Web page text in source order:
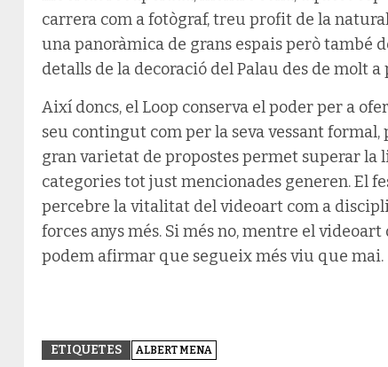
carrera com a fotògraf, treu profit de la
una panoràmica de grans espais però també
detalls de la decoració del Palau des de molt a
Així doncs, el Loop conserva el poder per a
seu contingut com per la seva vessant
gran varietat de propostes permet superar la
categories tot just mencionades generen. El
percebre la vitalitat del videoart com a
forces anys més. Si més no, mentre el
podem afirmar que segueix més viu que mai.
ETIQUETES ALBERT MENA